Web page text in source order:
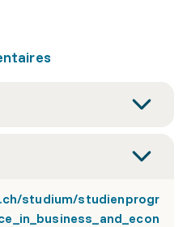
studium/studienprogr